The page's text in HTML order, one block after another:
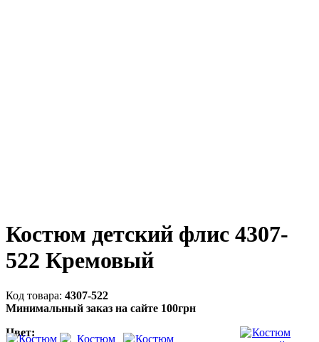
Костюм детский флис 4307-
522 Кремовый
4307-522
Минимальный заказ на сайте 100грн
Цвет: